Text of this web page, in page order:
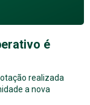
é
realizada
a nova